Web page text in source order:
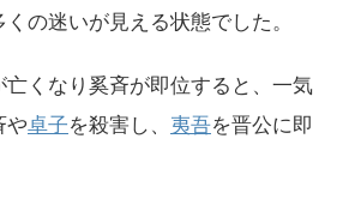
の迷いが見える状態でした。
亡くなり奚斉が即位すると、一気
や卓子を殺害し、 夷吾を晋公に即